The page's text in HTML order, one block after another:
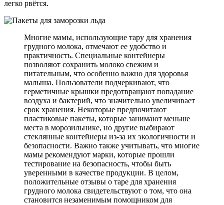
легко рвётся.
Многие мамы, использующие тару для хранения
грудного молока, отмечают ее удобство и
практичность. Специальные контейнеры
позволяют сохранить молоко свежим и
питательным, что особенно важно для здоровья
малыша. Пользователи подчеркивают, что
герметичные крышки предотвращают попадание
воздуха и бактерий, что значительно увеличивает
срок хранения. Некоторые предпочитают
пластиковые пакеты, которые занимают меньше
места в морозильнике, но другие выбирают
стеклянные контейнеры из-за их экологичности и
безопасности. Важно также учитывать, что многие
мамы рекомендуют марки, которые прошли
тестирование на безопасность, чтобы быть
уверенными в качестве продукции. В целом,
положительные отзывы о таре для хранения
грудного молока свидетельствуют о том, что она
становится незаменимым помощником для